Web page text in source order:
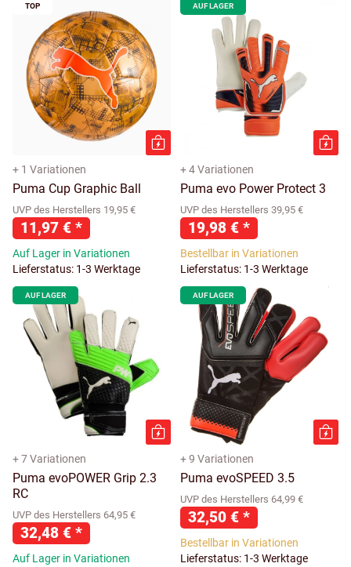
TOP
+ 1 Variationen
Puma Cup Graphic Ball
UVP des Herstellers 19,95 €
11,97 € *
Auf Lager in Variationen
Lieferstatus: 1-3 Werktage
AUF LAGER
+ 4 Variationen
Puma evo Power Protect 3
UVP des Herstellers 39,95 €
19,98 € *
Bestellbar in Variationen
Lieferstatus: 1-3 Werktage
AUF LAGER
+ 7 Variationen
Puma evoPOWER Grip 2.3
RC
UVP des Herstellers 64,95 €
32,48 € *
Auf Lager in Variationen
AUF LAGER
+ 9 Variationen
Puma evoSPEED 3.5
UVP des Herstellers 64,99 €
32,50 € *
Bestellbar in Variationen
Lieferstatus: 1-3 Werktage